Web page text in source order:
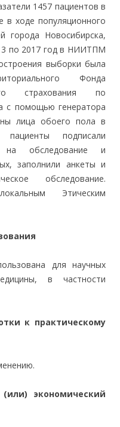
1457 пациентов в
в ходе популяционного
города Новосибирска,
по 2017 год в НИИТПМ
выборки была
Фонда
страхования по
с помощью генератора
лица обоего пола в
подписали
на обследование и
заполнили анкеты и
обследование.
Этическим
для научных
в частности
к практическому
экономический